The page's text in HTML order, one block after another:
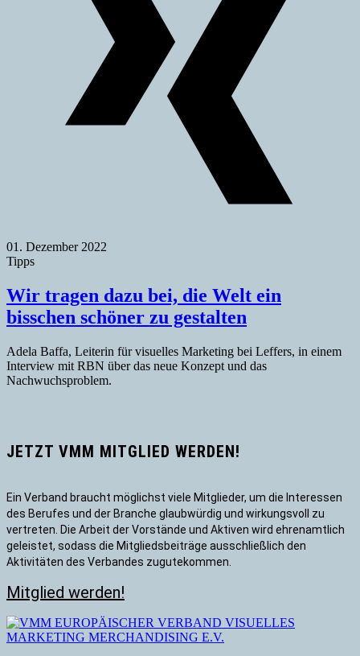
01. Dezember 2022
Tipps
Wir tragen dazu bei, die Welt ein
bisschen schöner zu gestalten
Adela Baffa, Leiterin für visuelles Marketing bei Leffers, in einem
Interview mit RBN über das neue Konzept und das
Nachwuchsproblem.
JETZT VMM MITGLIED WERDEN!
Ein Verband braucht möglichst viele Mitglieder, um die Interessen
des Berufes und der Branche glaubwürdig und wirkungsvoll zu
vertreten. Die Arbeit der Vorstände und Aktiven wird ehrenamtlich
geleistet, sodass die Mitgliedsbeiträge ausschließlich den
Aktivitäten des Verbandes zugutekommen.
Mitglied werden!